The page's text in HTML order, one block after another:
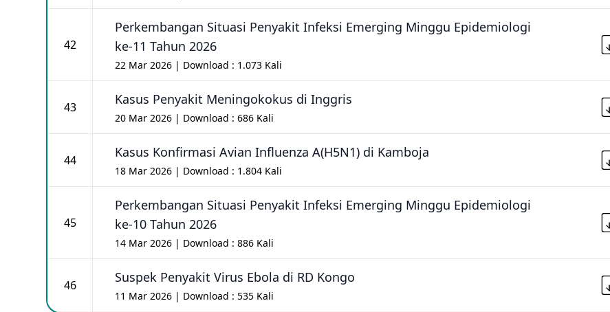
42
Perkembangan Situasi Penyakit Infeksi Emerging Minggu Epidemiologi
ke-11 Tahun 2026
22 Mar 2026 | Download : 1.073 Kali
43 Kasus Penyakit Meningokokus di Inggris
20 Mar 2026 | Download : 686 Kali
44 Kasus Konfirmasi Avian Influenza A(H5N1) di Kamboja
18 Mar 2026 | Download : 1.804 Kali
45
Perkembangan Situasi Penyakit Infeksi Emerging Minggu Epidemiologi
ke-10 Tahun 2026
14 Mar 2026 | Download : 886 Kali
46 Suspek Penyakit Virus Ebola di RD Kongo
11 Mar 2026 | Download : 535 Kali